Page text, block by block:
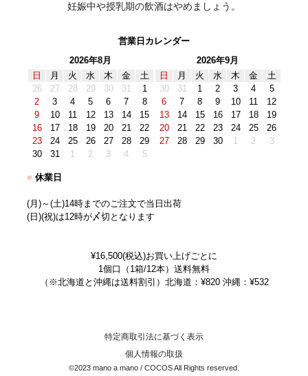
妊娠中や授乳期の飲酒はやめましょう。
営業日カレンダー
2026年8月
日
月 火 水 木 金
土
26
27 28 29 30 31
1
2
3 4 5 6 7
8
9
10 11 12 13 14
15
16
17 18 19 20 21
22
23
24 25 26 27 28
29
30
31 1 2 3 4 5
2026年9月
日
月 火 水 木 金
土
30
31 1 2 3 4
5
6
7 8 9 10 11
12
13
14 15 16 17 18
19
20
21 22 23 24 25
26
27
28 29 30 1 2 3
■ 休業日
(月)～(土)14時までのご注文で当日出荷
(日)(祝)は12時が〆切となります
¥16,500(税込)お買い上げごとに
1個口（1箱/12本）送料無料
（※北海道と沖縄は送料割引）北海道：¥820 沖縄：¥532
特定商取引法に基づく表示
個人情報の取扱
©2023 mano a mano / COCOS All Rights reserved.